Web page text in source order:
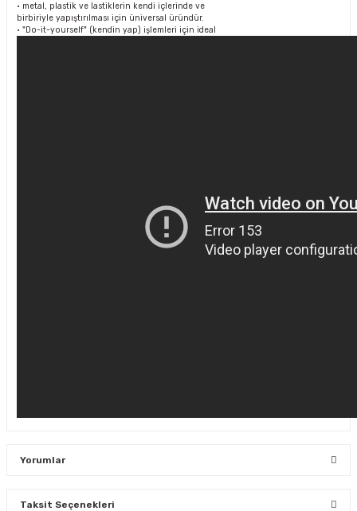
• metal, plastik ve lastiklerin kendi içlerinde ve
birbiriyle yapıştırılması için üniversal üründür.
• "Do-it-yourself" (kendin yap) işlemleri için ideal
Yorumlar
Taksit Seçenekleri